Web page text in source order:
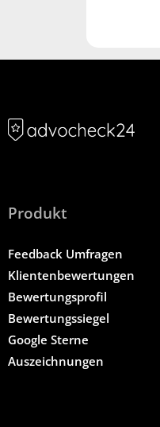
Produkt
Feedback Umfragen
Klientenbewertungen
Bewertungsprofil
Bewertungssiegel
Google Sterne
Auszeichnungen